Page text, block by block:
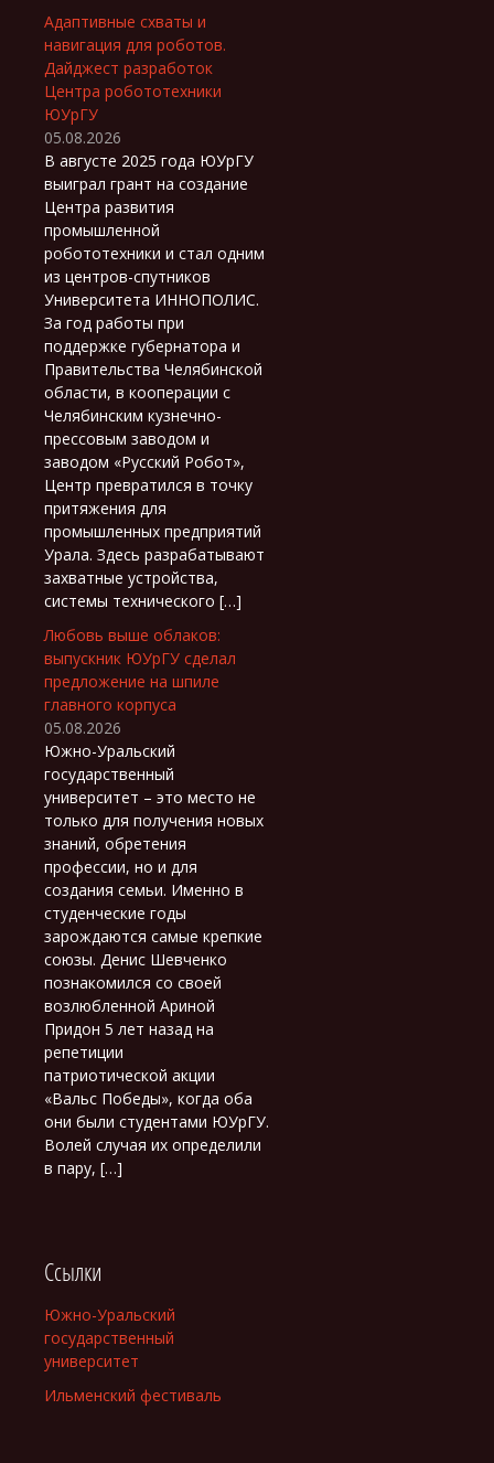
Адаптивные схваты и
навигация для роботов.
Дайджест разработок
Центра робототехники
ЮУрГУ
05.08.2026
В августе 2025 года ЮУрГУ
выиграл грант на создание
Центра развития
промышленной
робототехники и стал одним
из центров-спутников
Университета ИННОПОЛИС.
За год работы при
поддержке губернатора и
Правительства Челябинской
области, в кооперации с
Челябинским кузнечно-
прессовым заводом и
заводом «Русский Робот»,
Центр превратился в точку
притяжения для
промышленных предприятий
Урала. Здесь разрабатывают
захватные устройства,
системы технического […]
Любовь выше облаков:
выпускник ЮУрГУ сделал
предложение на шпиле
главного корпуса
05.08.2026
Южно-Уральский
государственный
университет – это место не
только для получения новых
знаний, обретения
профессии, но и для
создания семьи. Именно в
студенческие годы
зарождаются самые крепкие
союзы. Денис Шевченко
познакомился со своей
возлюбленной Ариной
Придон 5 лет назад на
репетиции
патриотической акции
«Вальс Победы», когда оба
они были студентами ЮУрГУ.
Волей случая их определили
в пару, […]
Ссылки
Южно-Уральский
государственный
университет
Ильменский фестиваль